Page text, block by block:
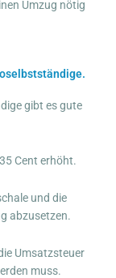
Umzug nötig
gibt es gute
Cent erhöht.
und die
abzusetzen.
Umsatzsteuer
muss.